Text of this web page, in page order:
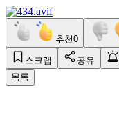
추천0
스크랩 공유
목록